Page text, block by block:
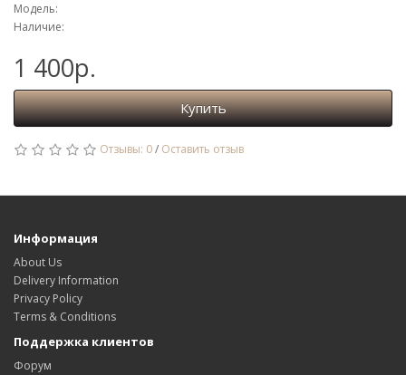
Модель:
Наличие:
1 400р.
Купить
Отзывы: 0/ Оставить отзыв
Информация
About Us
Delivery Information
Privacy Policy
Terms & Conditions
Поддержка клиентов
Форум